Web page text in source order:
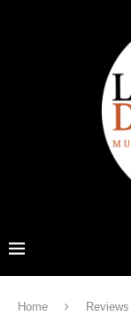
Home Reviews